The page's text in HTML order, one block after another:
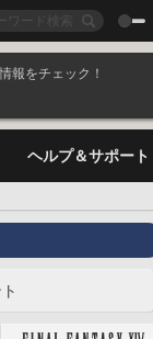
報をチェック！
ヘルプ＆サポート